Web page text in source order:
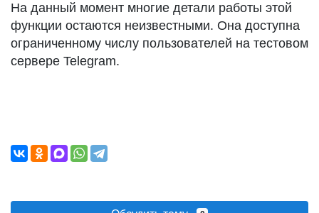
На данный момент многие детали работы этой
функции остаются неизвестными. Она доступна
ограниченному числу пользователей на тестовом
сервере Telegram.